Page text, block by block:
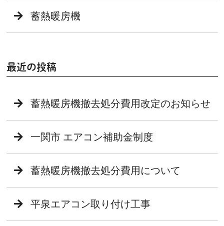
蓄熱暖房機
最近の投稿
蓄熱暖房機撤去処分費用改定のお知らせ
一関市 エアコン補助金制度
蓄熱暖房機撤去処分費用について
平泉エアコン取り付け工事